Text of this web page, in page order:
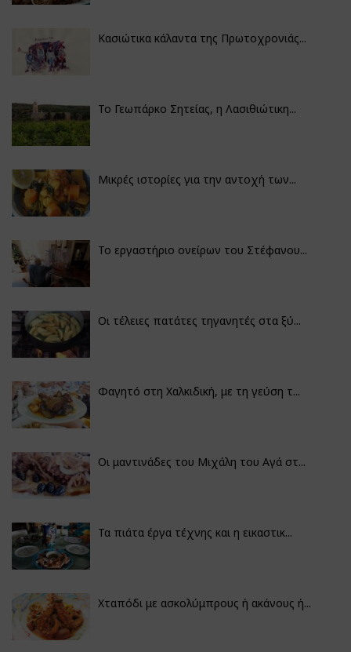
Κασιώτικα κάλαντα της Πρωτοχρονιάς...
Το Γεωπάρκο Σητείας, η Λασιθιώτικη...
Μικρές ιστορίες για την αντοχή των...
Το εργαστήριο ονείρων του Στέφανου...
Οι τέλειες πατάτες τηγανητές στα ξύ...
Φαγητό στη Χαλκιδική, με τη γεύση τ...
Οι μαντινάδες του Μιχάλη του Αγά στ...
Τα πιάτα έργα τέχνης και η εικαστικ...
Χταπόδι με ασκολύμπρους ή ακάνους ή...